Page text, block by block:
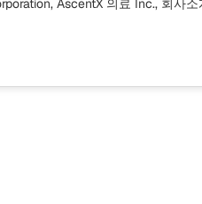
AscentX 의료 Inc., 회사